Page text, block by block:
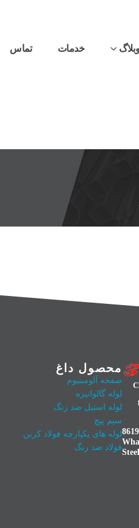
خدمات تماس
محصول داغ
صفحه آلومینیوم
لوله گالوانیزه
لوله استیل ضد زنگ
سیم پیچ
لوله های یکپارچه فولاد کربن
فولاد ضد زنگ